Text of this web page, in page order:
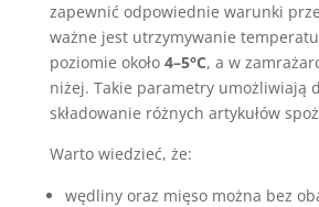
zapewnić odpowiednie warunki
ważne jest utrzymywanie
poziomie około 4–5°C, a w
niżej. Takie parametry umożliwiają
składowanie różnych artykułów
Warto wiedzieć, że:
wędliny oraz mięso można bez